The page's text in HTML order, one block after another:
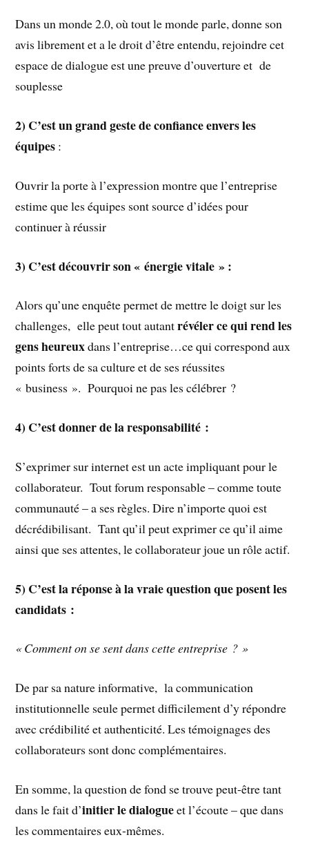
Dans un monde 2.0, où tout le monde parle, donne son
avis librement et a le droit d’être entendu, rejoindre cet
espace de dialogue est une preuve d’ouverture et de
souplesse
2) C’est un grand geste de confiance envers les
équipes :
Ouvrir la porte à l’expression montre que l’entreprise
estime que les équipes sont source d’idées pour
continuer à réussir
3) C’est découvrir son « énergie vitale » :
Alors qu’une enquête permet de mettre le doigt sur les
challenges, elle peut tout autantrévéler ce qui rend les
gens heureuxdans l’entreprise…ce qui correspond aux
points forts de sa culture et de ses réussites
« business ». Pourquoi ne pas les célébrer ?
4) C’est donner de la responsabilité :
S’exprimer sur internet est un acte impliquant pour le
collaborateur. Tout forum responsable – comme toute
communauté – a ses règles. Dire n’importe quoi est
décrédibilisant. Tant qu’il peut exprimer ce qu’il aime
ainsi que ses attentes, le collaborateur joue un rôle actif.
5) C’est la réponse à la vraie question que posent les
candidats :
« Comment on se sent dans cette entreprise ? »
De par sa nature informative, la communication
institutionnelle seule permet difficilement d’y répondre
avec crédibilité et authenticité. Les témoignages des
collaborateurs sont donc complémentaires.
En somme, la question de fond se trouve peut-être tant
dans le fait d’initier le dialogueet l’écoute – que dans
les commentaires eux-mêmes.